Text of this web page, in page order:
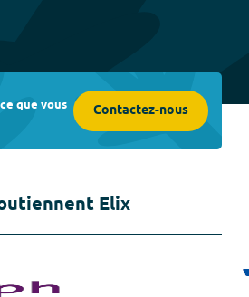
que vous Contactez-nous
Elix